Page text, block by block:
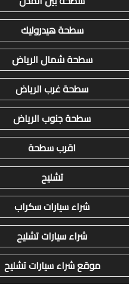
سطحة هيدروليك
سطحة شمال الرياض
سطحة غرب الرياض
سطحة جنوب الرياض
اقرب سطحة
تشليح
شراء سيارات سكراب
شراء سيارات تشليح
موقع شراء سيارات تشليح